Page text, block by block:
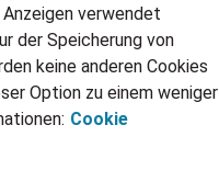
verwendet
der Speicherung von
keine anderen Cookies
Option zu einem weniger
Cookie